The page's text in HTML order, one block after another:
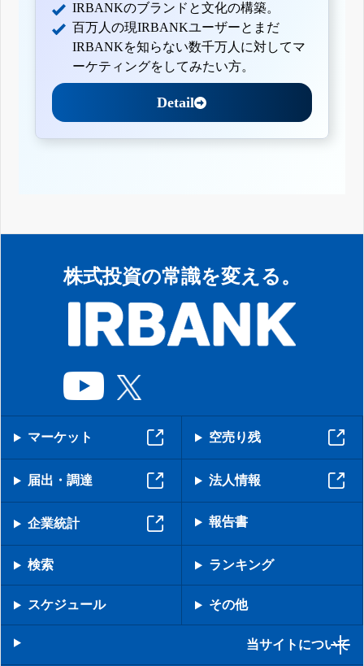
IRBANKのブランドと文化の構築。
百万人の現IRBANKユーザーとまだ
IRBANKを知らない数千万人に対してマ
ーケティングをしてみたい方。
Detail
株式投資の常識を変える。
マーケット 空売り残
届出・調達 法人情報
企業統計 報告書
検索 ランキング
スケジュール その他
当サイトについて